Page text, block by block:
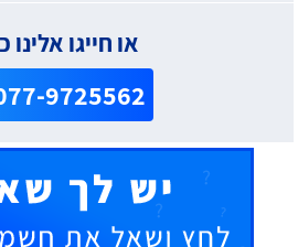
או חייגו
9725562